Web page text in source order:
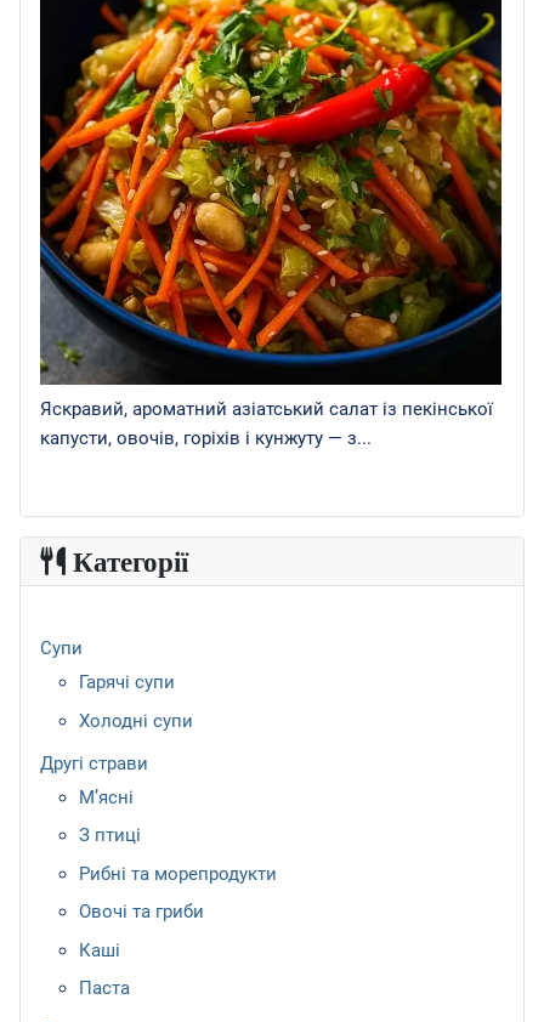
Яскравий, ароматний азіатський салат із пекінської
капусти, овочів, горіхів і кунжуту — з...
Категорії
Супи
Гарячі супи
Холодні супи
Другі страви
М’ясні
З птиці
Рибні та морепродукти
Овочі та гриби
Каші
Паста